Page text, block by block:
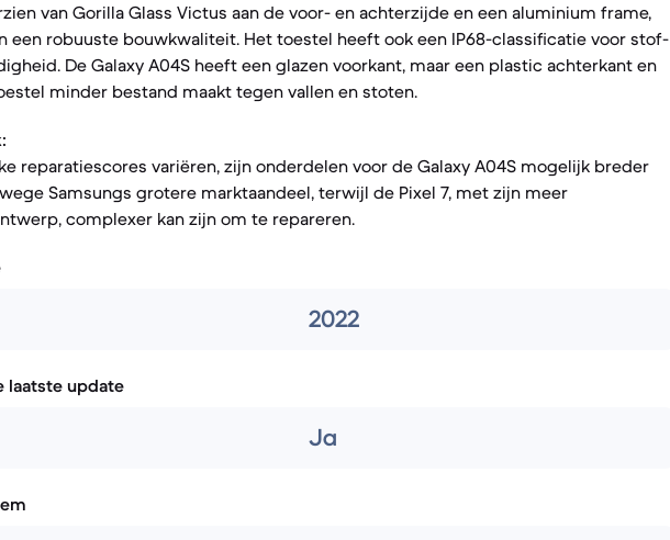
van Gorilla Glass Victus aan de voor- en achterzijde en een aluminium frame,
een robuuste bouwkwaliteit. Het toestel heeft ook een IP68-classificatie voor stof-
De Galaxy A04S heeft een glazen voorkant, maar een plastic achterkant en
minder bestand maakt tegen vallen en stoten.
reparatiescores variëren, zijn onderdelen voor de Galaxy A04S mogelijk breder
Samsungs grotere marktaandeel, terwijl de Pixel 7, met zijn meer
complexer kan zijn om te repareren.
2022
laatste update
Ja